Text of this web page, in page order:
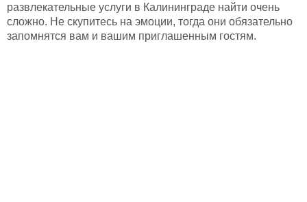
развлекательные услуги в Калининграде найти очень
сложно. Не скупитесь на эмоции, тогда они обязательно
запомнятся вам и вашим приглашенным гостям.